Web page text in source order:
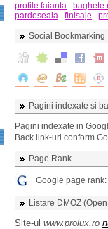
profile faianta
baghete
pardoseala
finisaje
Social Bookmarking
Pagini indexate si
Pagini indexate in
Back link-uri conform
Page Rank
Google page rank:
Listare DMOZ
Site-ul www.prolux.ro